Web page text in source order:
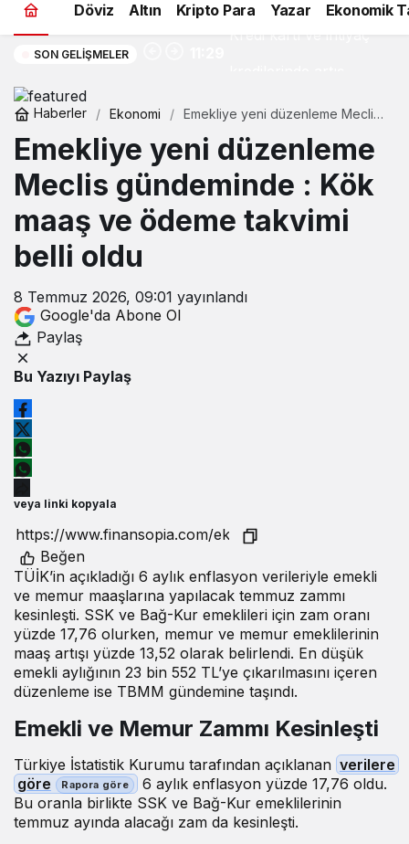
Döviz
Altın Kripto Para Yazar Ekonomik
SON GELIŞMELER
Kredi kartı ve ihtiyaç
Haberler Ekonomi
Emekliye yeni düzenleme Meclis
ödeme takvimi belli oldu
Emekliye yeni düzenleme
Meclis gündeminde : Kök
maaş ve ödeme takvimi
belli oldu
8 Temmuz 2026, 09:01 yayınlandı
Google'da Abone Ol
Paylaş
Bu Yazıyı Paylaş
veya linki kopyala
Beğen
TÜİK’in açıkladığı 6 aylık enflasyon verileriyle emekli
ve memur maaşlarına yapılacak temmuz zammı
kesinleşti. SSK ve Bağ-Kur emeklileri için zam oranı
yüzde 17,76 olurken, memur ve memur emeklilerinin
maaş artışı yüzde 13,52 olarak belirlendi. En düşük
emekli aylığının 23 bin 552 TL’ye çıkarılmasını içeren
düzenleme ise TBMM gündemine taşındı.
Emekli ve Memur Zammı Kesinleşti
Türkiye İstatistik Kurumu tarafından açıklanan verilere
göre
6 aylık enflasyon yüzde 17,76 oldu.
Bu oranla birlikte SSK ve Bağ-Kur emeklilerinin
temmuz ayında alacağı zam da kesinleşti.